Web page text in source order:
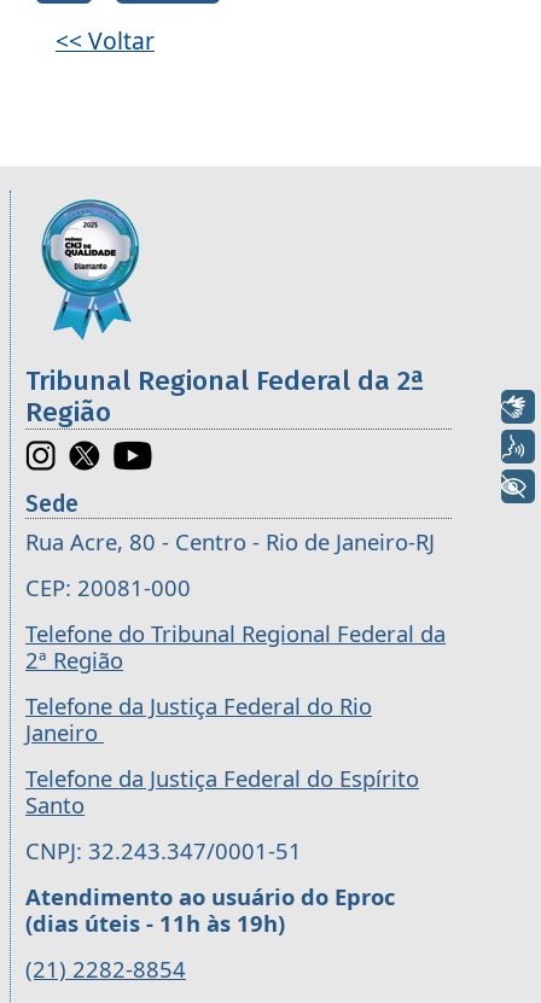
<< Voltar
Informações úteis sobre os órgãos da 2ª
Imagem
Tribunal Regional Federal da 2ª
Região
Sede
Rua Acre, 80 - Centro - Rio de Janeiro-RJ
CEP: 20081-000
Telefone do Tribunal Regional Federal da
2ª Região
Telefone da Justiça Federal do Rio
Janeiro
Telefone da Justiça Federal do Espírito
Santo
CNPJ: 32.243.347/0001-51
Atendimento ao usuário do Eproc
(dias úteis - 11h às 19h)
(21) 2282-8854